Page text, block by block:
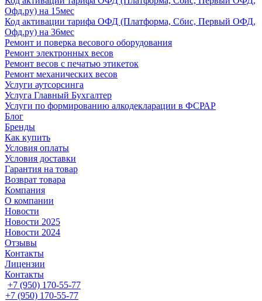
Офд.ру) на 15мес
Код активации тарифа ОФД (Платформа, Сбис, Первый ОФД,
Офд.ру) на 36мес
Ремонт и поверка весового оборудования
Ремонт электронных весов
Ремонт весов с печатью этикеток
Ремонт механических весов
Услуги аутсорсинга
Услуга Главный Бухгалтер
Услуги по формированию алкодекларации в ФСРАР
Блог
Бренды
Как купить
Условия оплаты
Условия доставки
Гарантия на товар
Возврат товара
Компания
О компании
Новости
Новости 2025
Новости 2024
Отзывы
Контакты
Лицензии
Контакты
+7 (950) 170-55-77
+7 (950) 170-55-77